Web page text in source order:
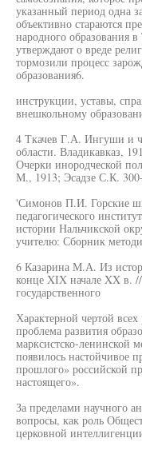
указанный период одна
объективно стараются
народного образования
утверждают о вреде
тормозили процесс
образования6.
инструкции, уставы,
внешкольному
4 Ткачев Г.А. Ингуши и
области. Владикавказ,
Очерки инородческой
М., 1913; Эсадзе С.К.
'Симонов П.И. Горские
педагогического
истории Нальчикской
учителю: Сборник
6 Казарина М.А. Из
конце XIX начале XX в.
государственного
Характерной чертой всех
проблема развития
марксистско-ленинской
появилось настойчивое
прошлого» российской
настоящего».
За пределами научного
вопросы, как роль
церковной